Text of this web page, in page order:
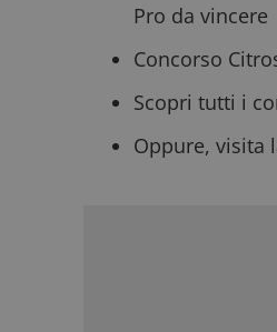
Pro da vincere
Concorso
Scopri tutti i
Oppure, visita